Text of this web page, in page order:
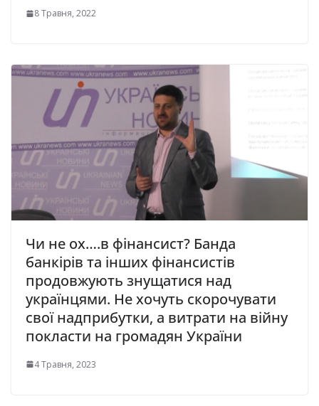
8 Травня, 2022
Чи не ох….в фінансист? Банда
банкірів та інших фінансистів
продовжують знущатися над
українцями. Не хочуть скорочувати
свої надприбутки, а витрати на війну
покласти на громадян України
4 Травня, 2023